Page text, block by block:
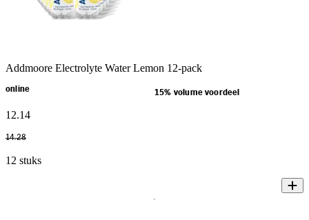
Addmoore Electrolyte Water Lemon 12-pack
online 15% volume voordeel
12.14
14.28
12 stuks